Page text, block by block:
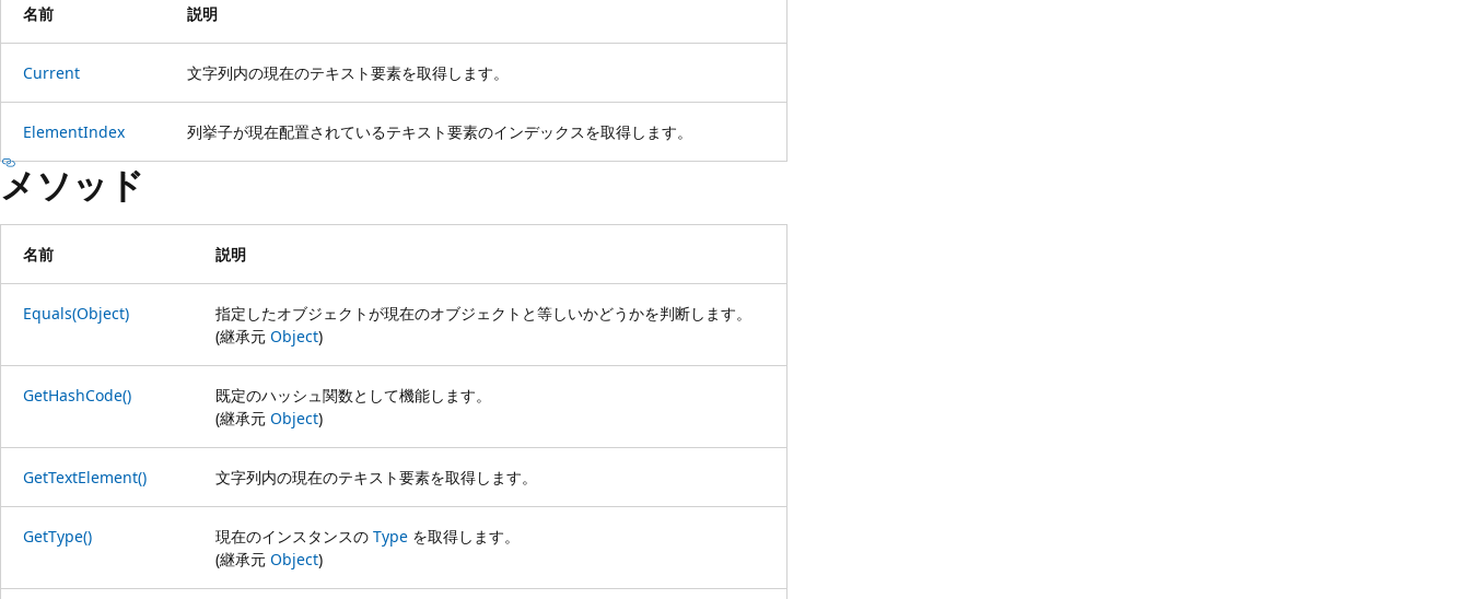
名前 説明
Current 文字列内の現在のテキスト要素を取得します。
ElementIndex 列挙子が現在配置されているテキスト要素のインデックスを取得します。
メソッド
名前 説明
Equals(Object)
指定したオブジェクトが現在のオブジェクトと等しいかどうかを判断します。
(継承元 Object)
GetHashCode()
既定のハッシュ関数として機能します。
(継承元 Object)
GetTextElement() 文字列内の現在のテキスト要素を取得します。
GetType() 現在のインスタンスの Type を取得します。
(継承元 Object)